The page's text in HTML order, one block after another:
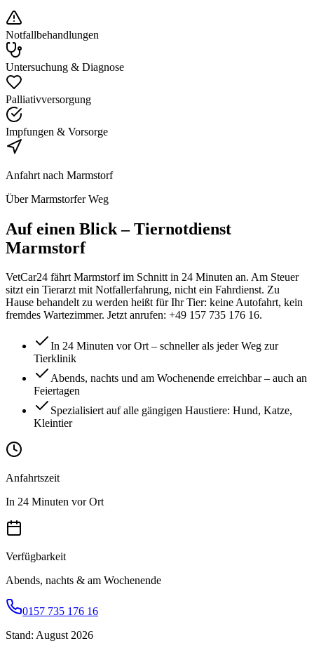
Notfallbehandlungen
Untersuchung & Diagnose
Palliativversorgung
Impfungen & Vorsorge
Anfahrt nach Marmstorf
Über Marmstorfer Weg
Auf einen Blick– Tiernotdienst
Marmstorf
VetCar24 fährt Marmstorf im Schnitt in 24 Minuten an. Am Steuer
sitzt ein Tierarzt mit Notfallerfahrung, nicht ein Fahrdienst. Zu
Hause behandelt zu werden heißt für Ihr Tier: keine Autofahrt, kein
fremdes Wartezimmer. Jetzt anrufen: +49 157 735 176 16.
In 24 Minuten vor Ort – schneller als jeder Weg zur
Tierklinik
Abends, nachts und am Wochenende erreichbar – auch an
Feiertagen
Spezialisiert auf alle gängigen Haustiere: Hund, Katze,
Kleintier
Anfahrtszeit
In 24 Minuten vor Ort
Verfügbarkeit
Abends, nachts & am Wochenende
0157 735 176 16
Stand: August 2026